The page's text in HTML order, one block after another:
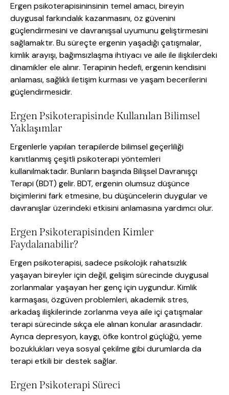
Ergen psikoterapisininsinin temel amacı, bireyin
duygusal farkındalık kazanmasını, öz güvenini
güçlendirmesini ve davranışsal uyumunu geliştirmesini
sağlamaktır. Bu süreçte ergenin yaşadığı çatışmalar,
kimlik arayışı, bağımsızlaşma ihtiyacı ve aile ile ilişkilerdeki
dinamikler ele alınır. Terapinin hedefi, ergenin kendisini
anlaması, sağlıklı iletişim kurması ve yaşam becerilerini
güçlendirmesidir.
Ergen Psikoterapisinde Kullanılan Bilimsel
Yaklaşımlar
Ergenlerle yapılan terapilerde bilimsel geçerliliği
kanıtlanmış çeşitli psikoterapi yöntemleri
kullanılmaktadır. Bunların başında Bilişsel Davranışçı
Terapi (BDT) gelir. BDT, ergenin olumsuz düşünce
biçimlerini fark etmesine, bu düşüncelerin duygular ve
davranışlar üzerindeki etkisini anlamasına yardımcı olur.
Ergen Psikoterapisinden Kimler
Faydalanabilir?
Ergen psikoterapisi, sadece psikolojik rahatsızlık
yaşayan bireyler için değil, gelişim sürecinde duygusal
zorlanmalar yaşayan her genç için uygundur. Kimlik
karmaşası, özgüven problemleri, akademik stres,
arkadaş ilişkilerinde zorlanma veya aile içi çatışmalar
terapi sürecinde sıkça ele alınan konular arasındadır.
Ayrıca depresyon, kaygı, öfke kontrol güçlüğü, yeme
bozuklukları veya sosyal çekilme gibi durumlarda da
terapi etkili bir destek sağlar.
Ergen Psikoterapi Süreci